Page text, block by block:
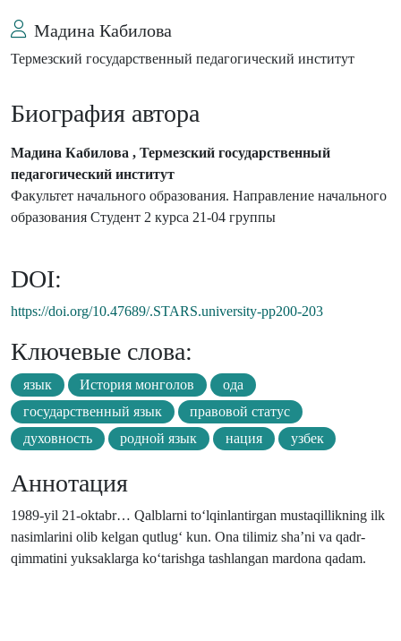
Мадина Кабилова
Термезский государственный педагогический институт
Биография автора
Мадина Кабилова , Термезский государственный
педагогический институт
Факультет начального образования. Направление начального
образования Студент 2 курса 21-04 группы
DOI:
https://doi.org/10.47689/.STARS.university-pp200-203
Ключевые слова:
язык История монголов
ода
государственный язык
правовой статус
духовность
родной язык нация узбек
Аннотация
1989-yil 21-oktabr… Qalblarni to‘lqinlantirgan mustaqillikning ilk
nasimlarini olib kelgan qutlug‘ kun. Ona tilimiz sha’ni va qadr-
qimmatini yuksaklarga ko‘tarishga tashlangan mardona qadam.